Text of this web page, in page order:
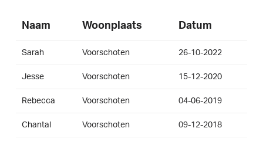
Naam Woonplaats Datum
Sarah Voorschoten 26-10-2022
Jesse Voorschoten 15-12-2020
Rebecca Voorschoten 04-06-2019
Chantal Voorschoten 09-12-2018